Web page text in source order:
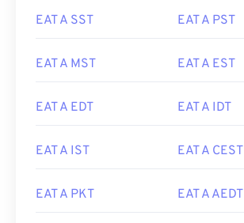
EAT A SST EAT A PST
EAT A MST EAT A EST
EAT A EDT EAT A IDT
EAT A IST EAT A CEST
EAT A PKT EAT A AEDT